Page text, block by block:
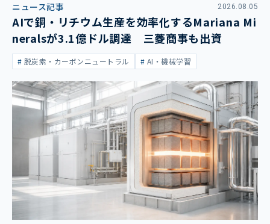
ニュース記事 2026.08.05
AIで銅・リチウム生産を効率化するMariana Mi
neralsが3.1億ドル調達 三菱商事も出資
脱炭素・カーボンニュートラル AI・機械学習